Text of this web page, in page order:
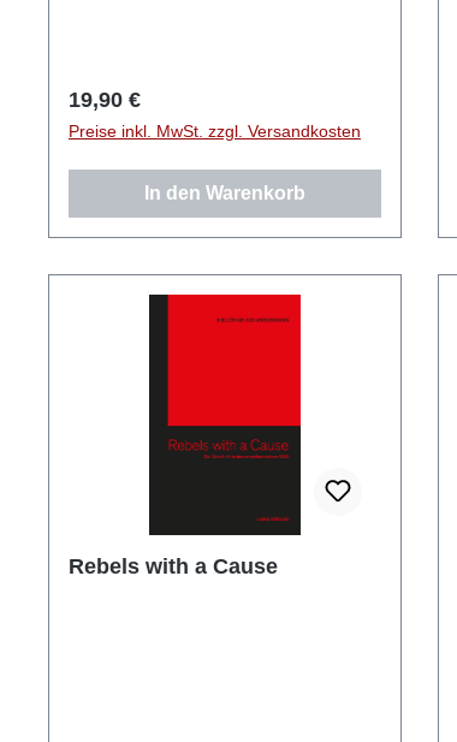
Regulärer Preis:
19,90 €
Preise inkl. MwSt. zzgl. Versandkosten
In den Warenkorb
Rebels with a Cause